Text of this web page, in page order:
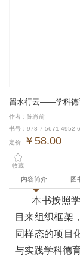
留水行云——学科德
作者：陈肖前
书号：978-7-5671-4952-6
定价 ￥58.00
收藏
内容简介 图
本书按照
目来组织框架
同样态的项目
与实践学科德